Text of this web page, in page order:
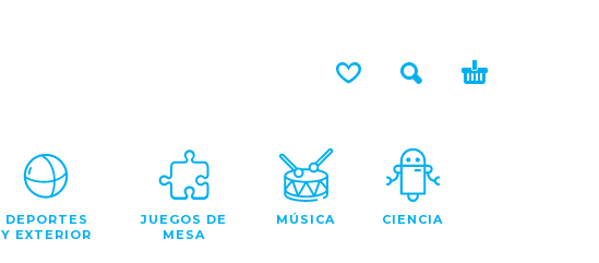
DEPORTES
Y EXTERIOR
JUEGOS DE
MESA
MÚSICA CIENCIA